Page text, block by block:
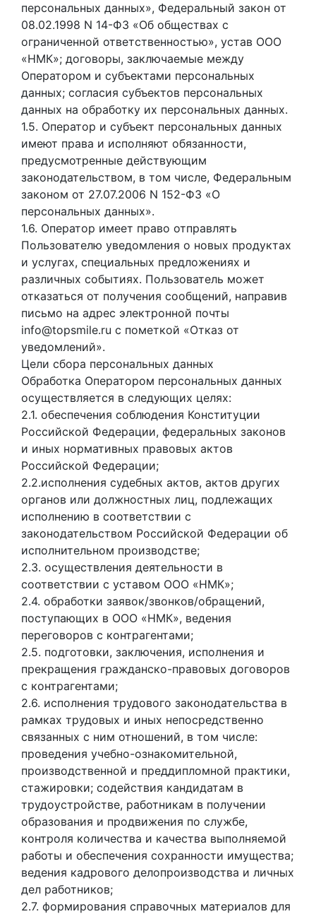
персональных данных», Федеральный закон от
08.02.1998 N 14-ФЗ «Об обществах с
ограниченной ответственностью», устав ООО
«НМК»; договоры, заключаемые между
Оператором и субъектами персональных
данных; согласия субъектов персональных
данных на обработку их персональных данных.
1.5. Оператор и субъект персональных данных
имеют права и исполняют обязанности,
предусмотренные действующим
законодательством, в том числе, Федеральным
законом от 27.07.2006 N 152-ФЗ «О
персональных данных».
1.6. Оператор имеет право отправлять
Пользователю уведомления о новых продуктах
и услугах, специальных предложениях и
различных событиях. Пользователь может
отказаться от получения сообщений, направив
письмо на адрес электронной почты
info@topsmile.ru с пометкой «Отказ от
уведомлений».
Цели сбора персональных данных
Обработка Оператором персональных данных
осуществляется в следующих целях:
2.1. обеспечения соблюдения Конституции
Российской Федерации, федеральных законов
и иных нормативных правовых актов
Российской Федерации;
2.2.исполнения судебных актов, актов других
органов или должностных лиц, подлежащих
исполнению в соответствии с
законодательством Российской Федерации об
исполнительном производстве;
2.3. осуществления деятельности в
соответствии с уставом ООО «НМК»;
2.4. обработки заявок/звонков/обращений,
поступающих в ООО «НМК», ведения
переговоров с контрагентами;
2.5. подготовки, заключения, исполнения и
прекращения гражданско-правовых договоров
с контрагентами;
2.6. исполнения трудового законодательства в
рамках трудовых и иных непосредственно
связанных с ним отношений, в том числе:
проведения учебно-ознакомительной,
производственной и преддипломной практики,
стажировки; содействия кандидатам в
трудоустройстве, работникам в получении
образования и продвижения по службе,
контроля количества и качества выполняемой
работы и обеспечения сохранности имущества;
ведения кадрового делопроизводства и личных
дел работников;
2.7. формирования справочных материалов для